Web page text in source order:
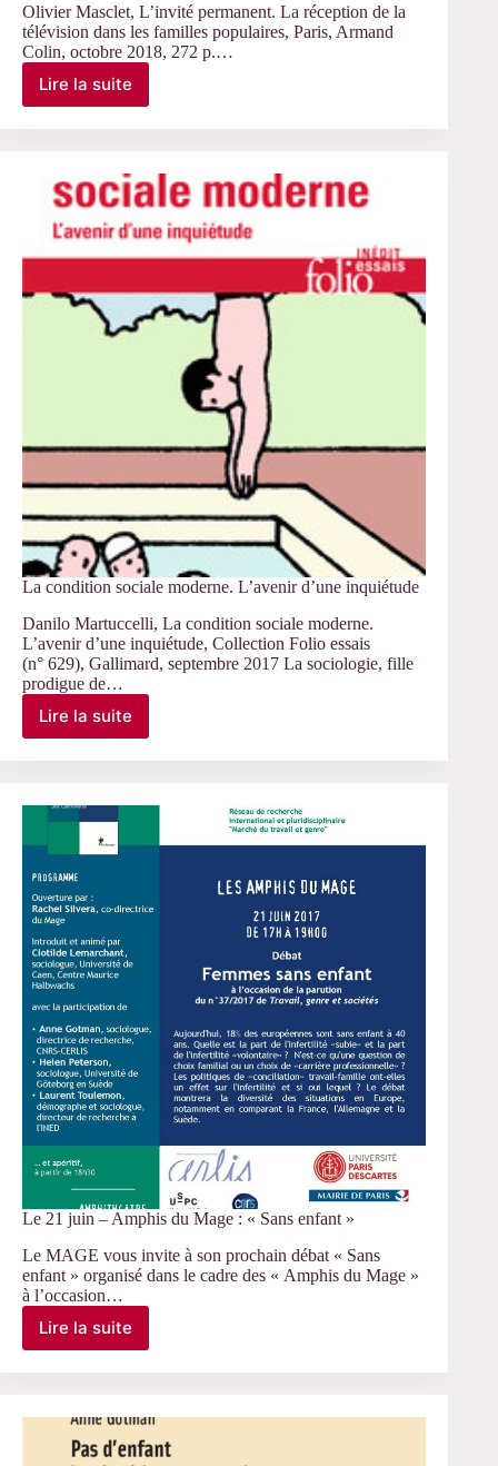
Olivier Masclet, L’invité permanent. La réception de la
télévision dans les familles populaires, Paris, Armand
Colin, octobre 2018, 272 p.…
Lire la suite
L’invité
de
la
télévision
dans
les
populaires
La condition sociale moderne. L’avenir d’une inquiétude
Danilo Martuccelli, La condition sociale moderne.
L’avenir d’une inquiétude, Collection Folio essais
(n° 629), Gallimard, septembre 2017 La sociologie, fille
prodigue de…
Lire la suite
La
L’avenir
inquiétude
Le 21 juin – Amphis du Mage : « Sans enfant »
Le MAGE vous invite à son prochain débat « Sans
enfant » organisé dans le cadre des « Amphis du Mage »
à l’occasion…
Lire la suite
Le
Amphis
du